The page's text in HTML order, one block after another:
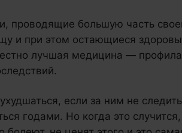
проводящие большую часть
и при этом остающиеся
лучшая медицина —
если за ним не
годами. Но когда это